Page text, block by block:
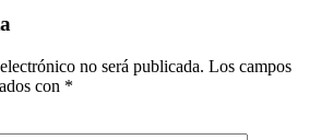
no será publicada. Los campos
con *